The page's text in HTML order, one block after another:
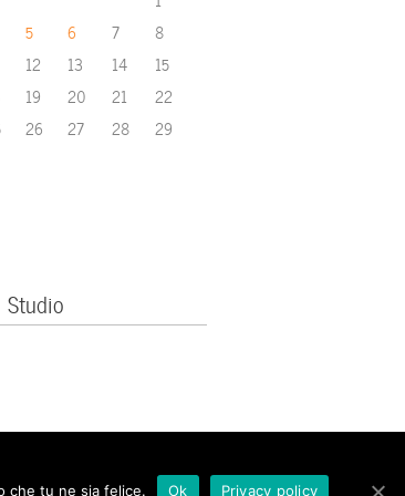
5 6 7
8
12 13 14
15
19 20 21
22
26 27 28
29
che tu ne sia felice. Ok Privacy policy